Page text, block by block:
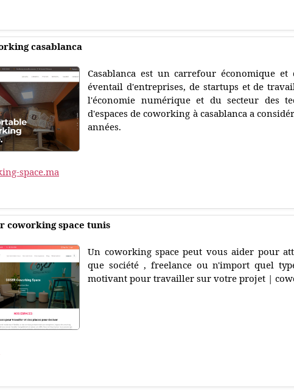
casablanca
Casablanca est un carrefour économique
éventail d'entreprises, de startups et de
l'économie numérique et du secteur des
d'espaces de coworking à casablanca a
années.
space.ma
coworking space tunis
Un coworking space peut vous aider pour
que société , freelance ou n'import quel
motivant pour travailler sur votre projet |